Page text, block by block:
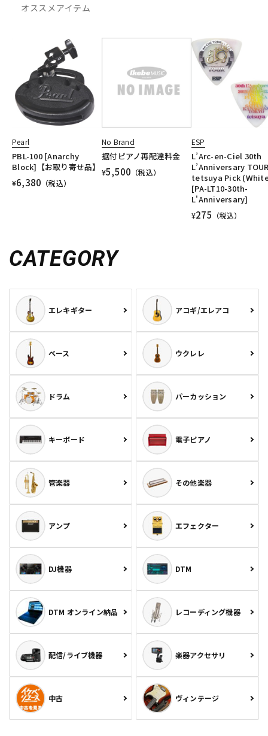
オススメアイテム
Pearl
PBL-100 [Anarchy
Block]【お取り寄せ品】
¥6,380 （税込）
No Brand
据付ピアノ再配達料金
¥5,500 （税込）
ESP
L’Arc-en-Ciel 30th
L’Anniversary
tetsuya Pick
[PA-LT10-30th-
L'Anniversary]
¥275 （税込）
CATEGORY
エレキギター アコギ/エレアコ
ベース ウクレレ
ドラム パーカッション
キーボード 電子ピアノ
管楽器 その他楽器
アンプ エフェクター
DJ機器 DTM
DTM オンライン納品 レコーディング機器
配信/ライブ機器 楽器アクセサリ
中古 ヴィンテージ